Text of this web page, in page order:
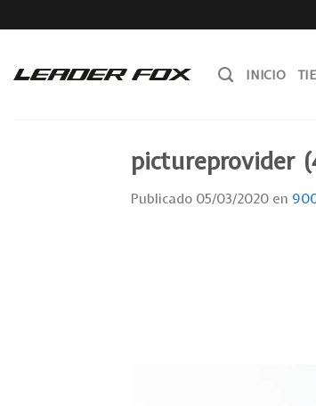
to
INICIO
pictureprovider
Publicado 05/03/2020 en